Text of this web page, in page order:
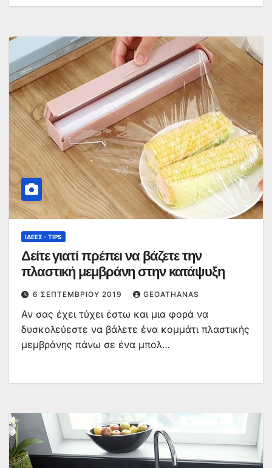
ΙΔΈΕΣ - TIPS
Δείτε γιατί πρέπει να βάζετε την
πλαστική μεμβράνη στην κατάψυξη
6 ΣΕΠΤΕΜΒΡΊΟΥ 2019 GEOATHANAS
Αν σας έχει τύχει έστω και μια φορά να
δυσκολεύεστε να βάλετε ένα κομμάτι πλαστικής
μεμβράνης πάνω σε ένα μπολ…